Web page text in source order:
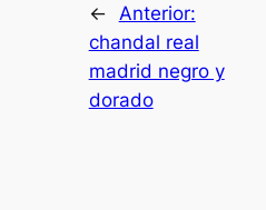
←
Anterior:
chandal real
madrid negro y
dorado